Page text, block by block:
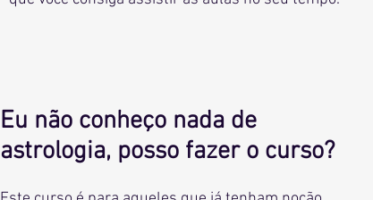
Eu não conheço nada de
astrologia, posso fazer o curso?